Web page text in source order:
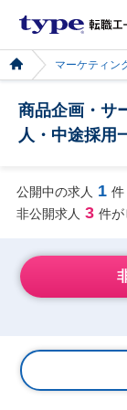
マーケティン
商品企画・サ
人・中途採用
公開中の求人 1 件
非公開求人 3 件が